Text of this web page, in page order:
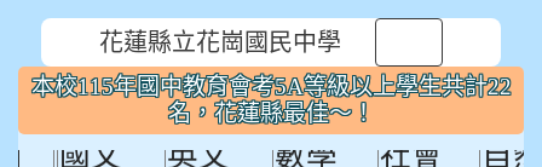
花蓮縣立花崗國民中學
本校115年國中教育會考5A等級以上學生共計22
名，花蓮縣最佳～！
本校115年國中教育會考5A等級以上
學生共計22名，花蓮縣最佳～！
國文
英文 數學 社會
自